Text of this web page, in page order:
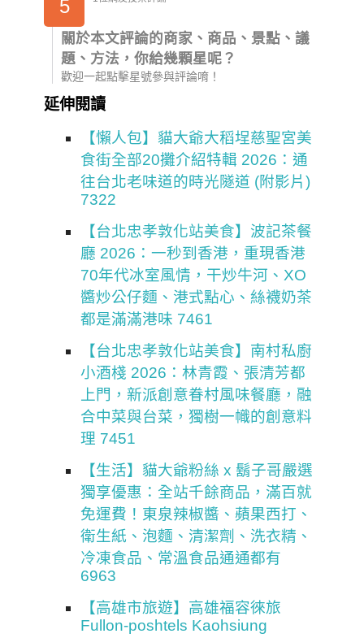
5
關於本文評論的商家、商品、景點、議
題、方法，你給幾顆星呢？
歡迎一起點擊星號參與評論唷！
延伸閱讀
【懶人包】貓大爺大稻埕慈聖宮美
食街全部20攤介紹特輯 2026：通
往台北老味道的時光隧道 (附影片)
7322
【台北忠孝敦化站美食】波記茶餐
廳 2026：一秒到香港，重現香港
70年代冰室風情，干炒牛河、XO
醬炒公仔麵、港式點心、絲襪奶茶
都是滿滿港味 7461
【台北忠孝敦化站美食】南村私廚
小酒棧 2026：林青霞、張清芳都
上門，新派創意眷村風味餐廳，融
合中菜與台菜，獨樹一幟的創意料
理 7451
【生活】貓大爺粉絲 x 鬍子哥嚴選
獨享優惠：全站千餘商品，滿百就
免運費！東泉辣椒醬、蘋果西打、
衛生紙、泡麵、清潔劑、洗衣精、
冷凍食品、常溫食品通通都有
6963
【高雄市旅遊】高雄福容徠旅
Fullon-poshtels Kaohsiung